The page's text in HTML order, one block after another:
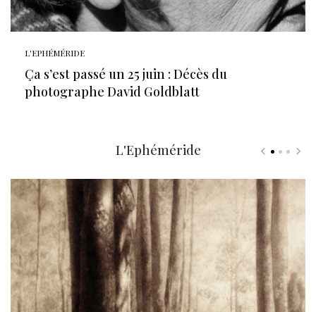
L'EPHÉMÉRIDE
Ça s’est passé un 25 juin : Décès du
photographe David Goldblatt
L'Ephéméride